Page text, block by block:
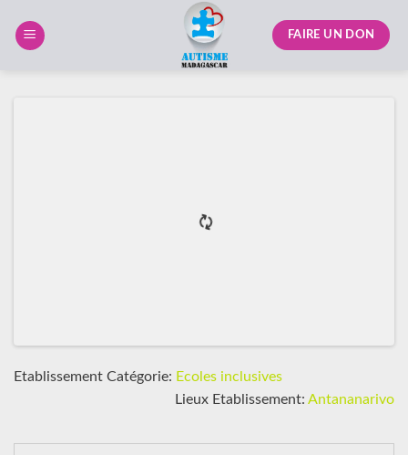
FAIRE UN DON
Etablissement Catégorie: Ecoles inclusives
Lieux Etablissement: Antananarivo